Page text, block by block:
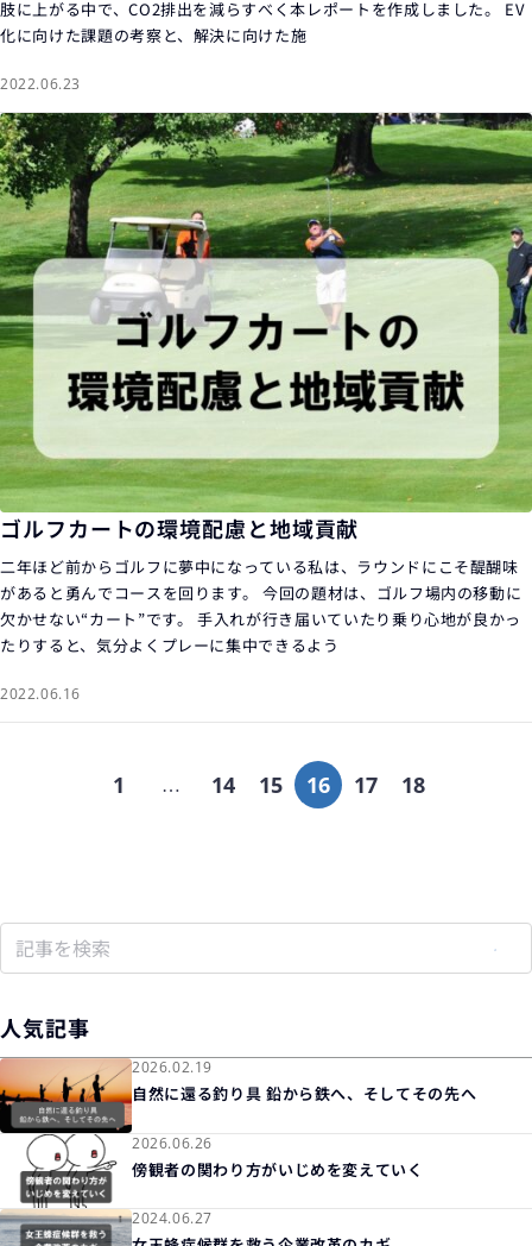
肢に上がる中で、CO2排出を減らすべく本レポートを作成しました。 EV
化に向けた課題の考察と、解決に向けた施
2022.06.23
ゴルフカートの環境配慮と地域貢献
二年ほど前からゴルフに夢中になっている私は、ラウンドにこそ醍醐味
があると勇んでコースを回ります。 今回の題材は、ゴルフ場内の移動に
欠かせない“カート”です。 手入れが行き届いていたり乗り心地が良かっ
たりすると、気分よくプレーに集中できるよう
2022.06.16
1 14 15 16 17 18
人気記事
2026.02.19
自然に還る釣り具 鉛から鉄へ、そしてその先へ
2026.06.26
傍観者の関わり方がいじめを変えていく
2024.06.27